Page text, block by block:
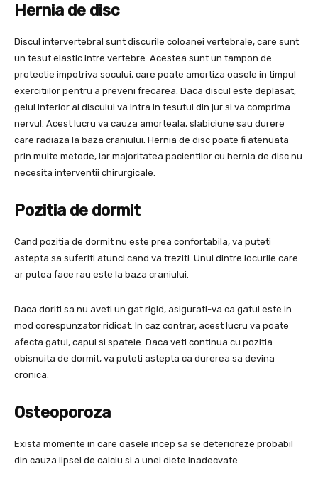
Hernia de disc
Discul intervertebral sunt discurile coloanei vertebrale, care sunt
un tesut elastic intre vertebre. Acestea sunt un tampon de
protectie impotriva socului, care poate amortiza oasele in timpul
exercitiilor pentru a preveni frecarea. Daca discul este deplasat,
gelul interior al discului va intra in tesutul din jur si va comprima
nervul. Acest lucru va cauza amorteala, slabiciune sau durere
care radiaza la baza craniului. Hernia de disc poate fi atenuata
prin multe metode, iar majoritatea pacientilor cu hernia de disc nu
necesita interventii chirurgicale.
Pozitia de dormit
Cand pozitia de dormit nu este prea confortabila, va puteti
astepta sa suferiti atunci cand va treziti. Unul dintre locurile care
ar putea face rau este la baza craniului.
Daca doriti sa nu aveti un gat rigid, asigurati-va ca gatul este in
mod corespunzator ridicat. In caz contrar, acest lucru va poate
afecta gatul, capul si spatele. Daca veti continua cu pozitia
obisnuita de dormit, va puteti astepta ca durerea sa devina
cronica.
Osteoporoza
Exista momente in care oasele incep sa se deterioreze probabil
din cauza lipsei de calciu si a unei diete inadecvate.